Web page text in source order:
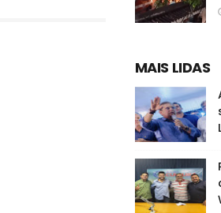
MAIS LIDAS